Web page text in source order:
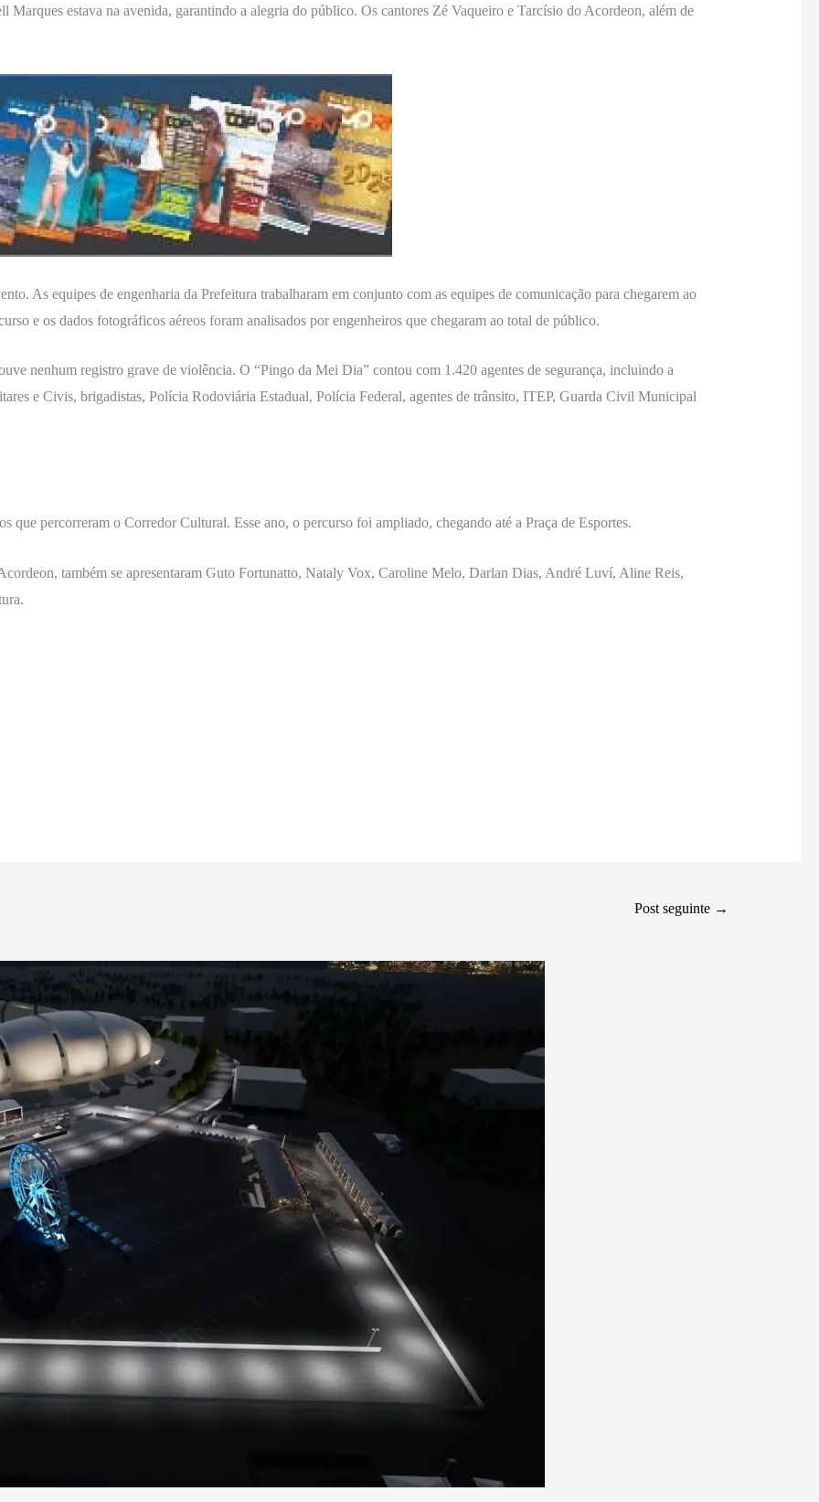
Marques estava na avenida, garantindo a alegria do público. Os cantores Zé Vaqueiro e Tarcísio do Acordeon, além de
As equipes de engenharia da Prefeitura trabalharam em conjunto com as equipes de comunicação para chegarem ao
e os dados fotográficos aéreos foram analisados por engenheiros que chegaram ao total de público.
nenhum registro grave de violência. O “Pingo da Mei Dia” contou com 1.420 agentes de segurança, incluindo a
e Civis, brigadistas, Polícia Rodoviária Estadual, Polícia Federal, agentes de trânsito, ITEP, Guarda Civil Municipal
que percorreram o Corredor Cultural. Esse ano, o percurso foi ampliado, chegando até a Praça de Esportes.
também se apresentaram Guto Fortunatto, Nataly Vox, Caroline Melo, Darlan Dias, André Luví, Aline Reis,
Post seguinte →